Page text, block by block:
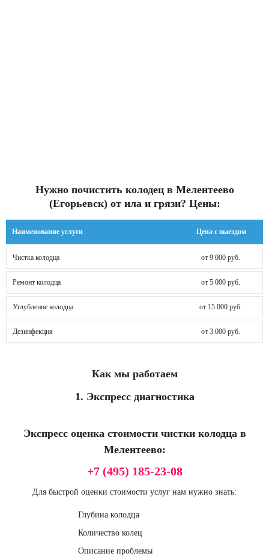
Нужно почистить колодец в Мелентеево
(Егорьевск) от ила и грязи? Цены:
Наименование услуги Цена с выездом
Чистка колодца от 9 000 руб.
Ремонт колодца от 5 000 руб.
Углубление колодца от 15 000 руб.
Дезинфекция от 3 000 руб.
Как мы работаем
1. Экспресс диагностика
Экспресс оценка стоимости чистки колодца в
Мелентеево:
+7 (495) 185-23-08
Для быстрой оценки стоимости услуг нам нужно знать:
Глубина колодца
Количество колец
Описание проблемы